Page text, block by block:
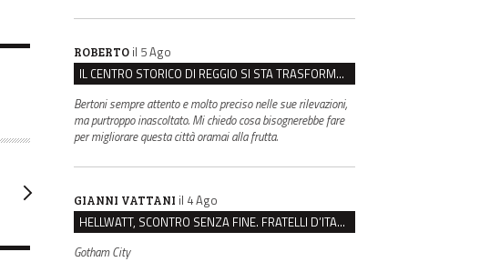
ROBERTO il 5 Ago
IL CENTRO STORICO DI REGGIO SI STA TRASFORMANDO, E NON IN MEGLIO
Bertoni sempre attento e molto preciso nelle sue rilevazioni,
ma purtroppo inascoltato. Mi chiedo cosa bisognerebbe fare
per migliorare questa città oramai alla frutta.
GIANNI VATTANI il 4 Ago
HELLWATT, SCONTRO SENZA FINE. FRATELLI D’ITALIA: “MILANI PORTA DOCUMENTI, DE FRANCO INSULTI”
Gotham City